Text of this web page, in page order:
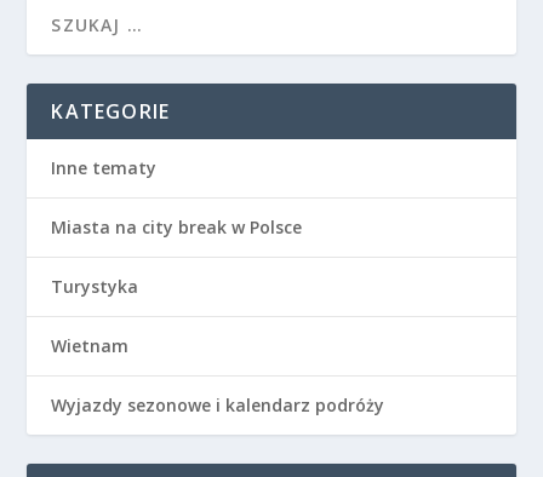
KATEGORIE
Inne tematy
Miasta na city break w Polsce
Turystyka
Wietnam
Wyjazdy sezonowe i kalendarz podróży